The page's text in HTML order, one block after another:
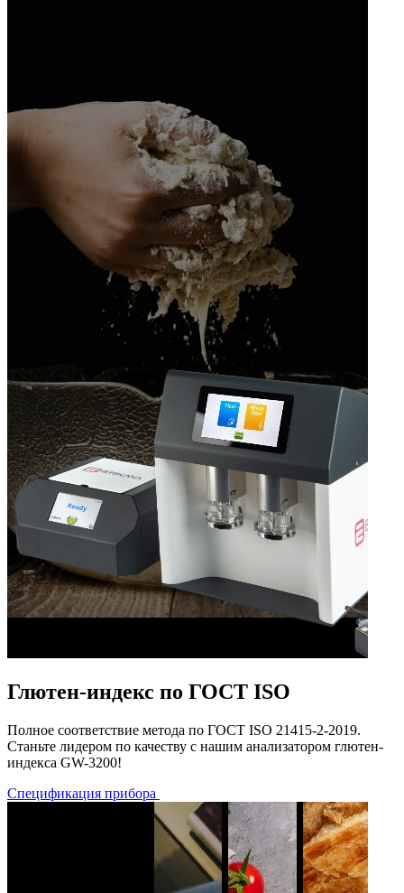
Глютен-индекс по ГОСТ ISO
Полное соответствие метода по ГОСТ ISO 21415-2-2019.
Станьте лидером по качеству с нашим анализатором глютен-
индекса GW-3200!
Спецификация прибора